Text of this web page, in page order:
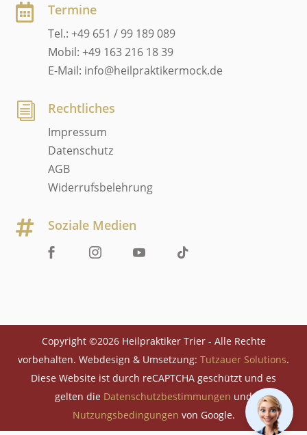
 Termine
Tel.: +49 651 / 99 189 089
Mobil: +49 163 216 18 39
E-Mail: info@heilpraktikermock.de
i Rechtliches
Impressum
Datenschutz
AGB
Widerrufsbelehrung
 Soziale Medien
Copyright ©2026 Heilpraktiker Trier - Alle Rechte
vorbehalten. Webdesign & Umsetzung: Tutzauer Solutions.
Diese Website ist durch reCAPTCHA geschützt und es
gelten die Datenschutzbestimmungen und
Nutzungsbedingungen von Google.